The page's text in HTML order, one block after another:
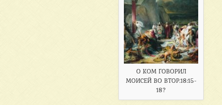
О КОМ ГОВОРИЛ
МОИСЕЙ ВО ВТОР.18:15-
18?